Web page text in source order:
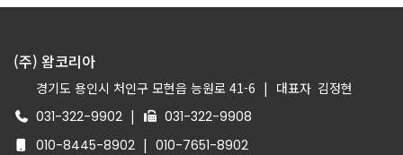
(주) 왐코리아
경기도 용인시 처인구 모현읍 능원로 41-6 | 대표자 김정현
031-322-9902 |
031-322-9908
010-8445-8902 | 010-7651-8902